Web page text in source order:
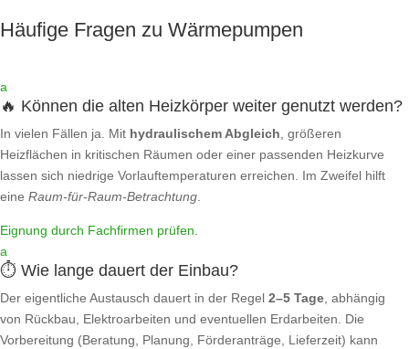
Häufige Fragen zu Wärmepumpen
a
🔥 Können die alten Heizkörper weiter genutzt werden?
In vielen Fällen ja. Mit hydraulischem Abgleich, größeren
Heizflächen in kritischen Räumen oder einer passenden Heizkurve
lassen sich niedrige Vorlauftemperaturen erreichen. Im Zweifel hilft
eine Raum‑für‑Raum‑Betrachtung.
Eignung durch Fachfirmen prüfen.
a
⏱️ Wie lange dauert der Einbau?
Der eigentliche Austausch dauert in der Regel 2–5 Tage, abhängig
von Rückbau, Elektroarbeiten und eventuellen Erdarbeiten. Die
Vorbereitung (Beratung, Planung, Förderanträge, Lieferzeit) kann